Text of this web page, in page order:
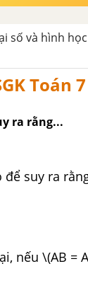
số và hình học
Toán
ra rằng...
suy ra
nếu \(AB =